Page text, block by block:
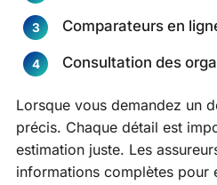
Comparateurs en
Consultation des
Lorsque vous demandez un
précis. Chaque détail est
estimation juste. Les
informations complètes pour